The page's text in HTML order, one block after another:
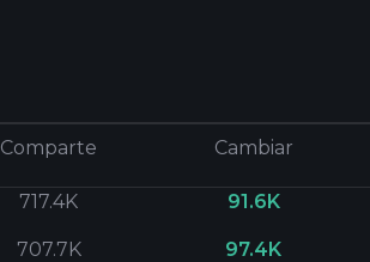
Comparte Cambiar
717.4K 91.6K
707.7K 97.4K